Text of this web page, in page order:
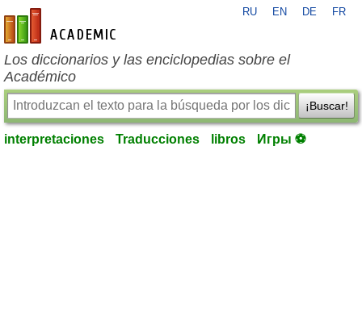
es-academic.com
RU EN DE FR
Los diccionarios y las enciclopedias sobre el
Académico
¡Buscar!
interpretaciones Traducciones libros Игры ⚽